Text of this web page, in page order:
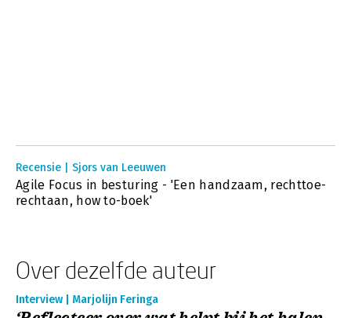
Recensie | Sjors van Leeuwen
Agile Focus in besturing - 'Een handzaam, rechttoe-
rechtaan, how to-boek'
Over dezelfde auteur
Interview | Marjolijn Feringa